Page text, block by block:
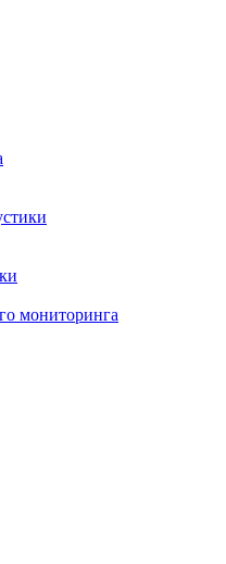
мониторинга